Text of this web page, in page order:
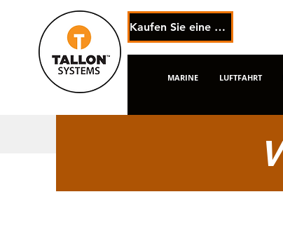
Kaufen Sie eine eGift-Karte
MARINE LUFTFAHRT